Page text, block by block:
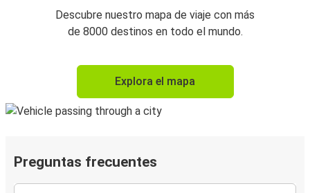
Descubre nuestro mapa de viaje con más
de 8000 destinos en todo el mundo.
Explora el mapa
Preguntas frecuentes